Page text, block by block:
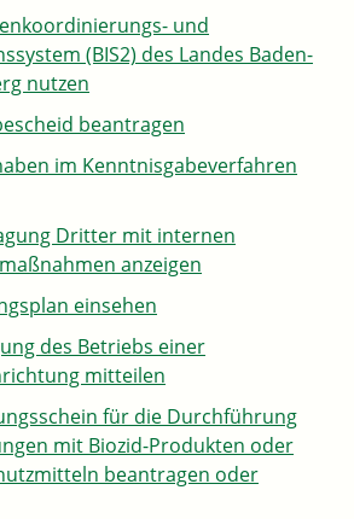
und
(BIS2) des Landes Baden-
nutzen
beantragen
im Kenntnisgabeverfahren
Dritter mit internen
anzeigen
einsehen
des Betriebs einer
mitteilen
für die Durchführung
mit Biozid-Produkten oder
beantragen oder